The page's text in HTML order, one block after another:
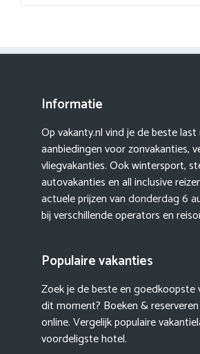
Informatie
Op vakanty.nl vind je de beste
aanbiedingen voor zonvakanties,
vliegvakanties. Ook wintersport,
autovakanties en all inclusive
actuele prijzen vandonderdag 6
bij verschillende operators en
Populaire vakanties
Zoek je de beste en goedkoopste
dit moment? Boeken &
online. Vergelijk populaire
voordeligste hotel.